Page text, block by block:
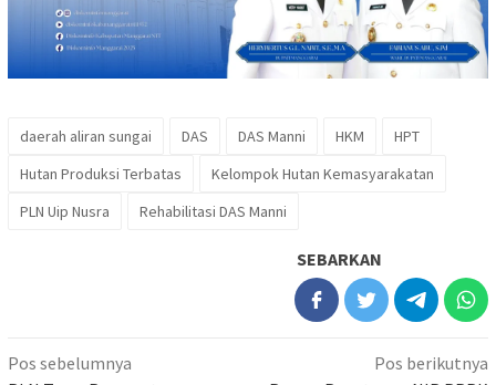
daerah aliran sungai DAS DAS Manni HKM
HPT
Hutan Produksi Terbatas
Kelompok Hutan Kemasyarakatan
PLN Uip Nusra
Rehabilitasi DAS Manni
SEBARKAN
Navigasi
Pos sebelumnya
Pos berikutnya